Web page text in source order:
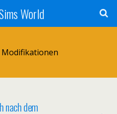
World
Modifikationen
nach dem